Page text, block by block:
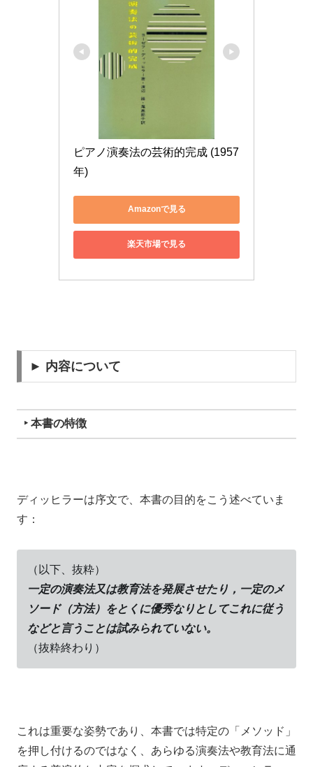
ピアノ演奏法の芸術的完成 (1957
年)
Amazonで見る
楽天市場で見る
► 内容について
‣ 本書の特徴
ディッヒラーは序文で、本書の目的をこう述べていま
す：
（以下、抜粋）
一定の演奏法又は教育法を発展させたり，一定のメ
ソード（方法）をとくに優秀なりとしてこれに従う
などと言うことは試みられていない。
（抜粋終わり）
これは重要な姿勢であり、本書では特定の「メソッド」
を押し付けるのではなく、あらゆる演奏法や教育法に通